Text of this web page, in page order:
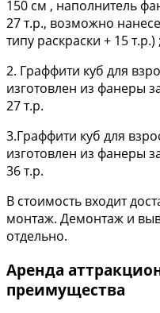
150 см , наполнитель
27 т.р., возможно
типу раскраски + 15 т.р.) ;
2. Граффити куб для
изготовлен из фанеры
27 т.р.
3.Граффити куб для
изготовлен из фанеры
36 т.р.
В стоимость входит
монтаж. Демонтаж и
отдельно.
Аренда
преимущества